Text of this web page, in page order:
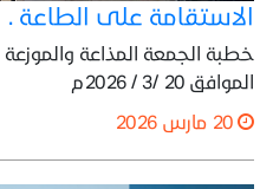
الاستقامة على الطاعة .
الموافق 20 /3 / 2026م